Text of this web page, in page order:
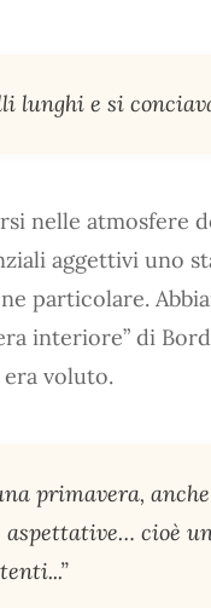
lunghi e si
nelle atmosfere
aggettivi uno
particolare.
interiore” di
era voluto.
primavera,
cioè